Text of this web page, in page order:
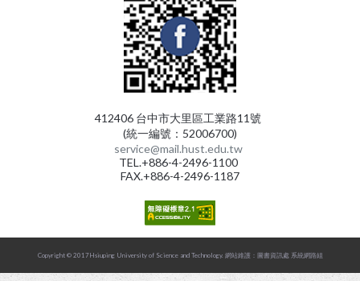
412406 台中市大里區工業路11號
(統一編號：52006700)
service@mail.hust.edu.tw
TEL.+886-4-2496-1100
FAX.+886-4-2496-1187
Copyright © 2017Hsiuping University of Science and Technology. 網站維護：圖書資訊處 系統網路組